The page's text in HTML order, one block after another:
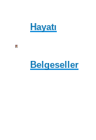
Hayatı
Belgeseller